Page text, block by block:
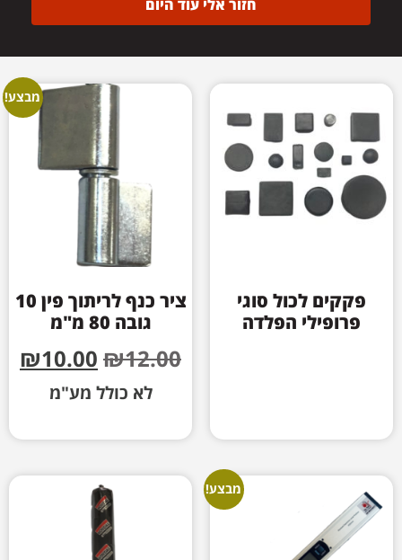
חזור אלי עוד היום
פקקים לכול סוגי
פרופילי הפלדה
מבצע!
ציר כנף לריתוך פין 10
גובה 80 מ"מ
₪12.00
₪10.00
לא כולל מע"מ
מבצע!